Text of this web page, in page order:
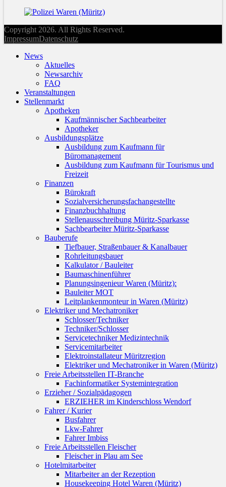
Copyright 2026. All Rights Reserved.
ImpressumDatenschutz
News
Aktuelles
Newsarchiv
FAQ
Veranstaltungen
Stellenmarkt
Apotheken
Kaufmännischer Sachbearbeiter
Apotheker
Ausbildungsplätze
Ausbildung zum Kaufmann für
Büromanagement
Ausbildung zum Kaufmann für Tourismus und
Freizeit
Finanzen
Bürokraft
Sozialversicherungsfachangestellte
Finanzbuchhaltung
Stellenausschreibung Müritz-Sparkasse
Sachbearbeiter Müritz-Sparkasse
Bauberufe
Tiefbauer, Straßenbauer & Kanalbauer
Rohrleitungsbauer
Kalkulator / Bauleiter
Baumaschinenführer
Planungsingenieur Waren (Müritz):
Bauleiter MOT
Leitplankenmonteur in Waren (Müritz)
Elektriker und Mechatroniker
Schlosser/Techniker
Techniker/Schlosser
Servicetechniker Medizintechnik
Servicemitarbeiter
Elektroinstallateur Müritzregion
Elektriker und Mechatroniker in Waren (Müritz)
Freie Arbeitsstellen IT-Branche
Fachinformatiker Systemintegration
Erzieher / Sozialpädagogen
ERZIEHER im Kinderschloss Wendorf
Fahrer / Kurier
Busfahrer
Lkw-Fahrer
Fahrer Imbiss
Freie Arbeitsstellen Fleischer
Fleischer in Plau am See
Hotelmitarbeiter
Mitarbeiter an der Rezeption
Housekeeping Hotel Waren (Müritz)